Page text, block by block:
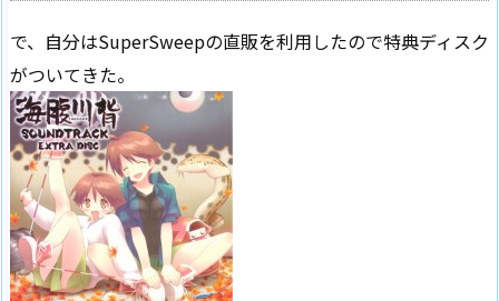
で、自分はSuperSweepの直販を利用したので特典ディスク
がついてきた。